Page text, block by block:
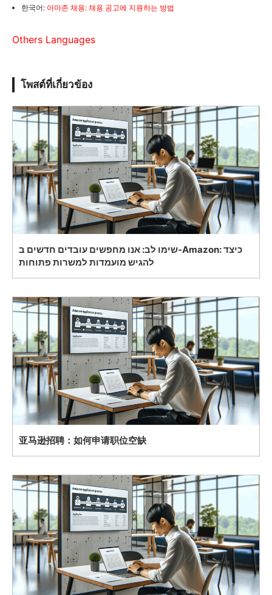
한국어: 아마존 채용: 채용 공고에 지원하는 방법
Others Languages
โพสต์ที่เกี่ยวข้อง
שימו לב: אנו מחפשים עובדים חדשים ב-Amazon: כיצד
להגיש מועמדות למשרות פתוחות
亚马逊招聘：如何申请职位空缺